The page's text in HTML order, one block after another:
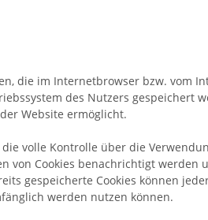
die im Internetbrowser bzw.
des Nutzers gespeichert
Website ermöglicht.
volle Kontrolle über die
von Cookies benachrichtigt
gespeicherte Cookies können
werden nutzen können.